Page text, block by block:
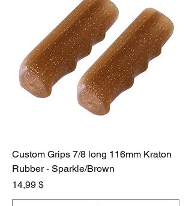
Custom Grips 7/8 long 116mm Kraton
Rubber - Sparkle/Brown
Preis
14,99 $